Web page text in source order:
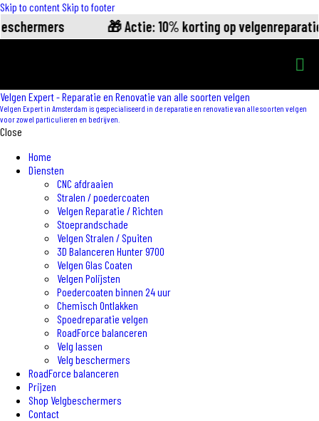
Skip to contentSkip to footer
🎁 Actie: 10% korting op
Velgen Expert - Reparatie en Renovatie van alle soorten velgen
Velgen Expert in Amsterdam is gespecialiseerd in de reparatie en renovatie van alle soorten velgen
voor zowel particulieren en bedrijven.
Close
Home
Diensten
CNC afdraaien
Stralen / poedercoaten
Velgen Reparatie / Richten
Stoeprandschade
Velgen Stralen / Spuiten
3D Balanceren Hunter 9700
Velgen Glas Coaten
Velgen Polijsten
Poedercoaten binnen 24 uur
Chemisch Ontlakken
Spoedreparatie velgen
RoadForce balanceren
Velg lassen
Velg beschermers
RoadForce balanceren
Prijzen
Shop Velgbeschermers
Contact